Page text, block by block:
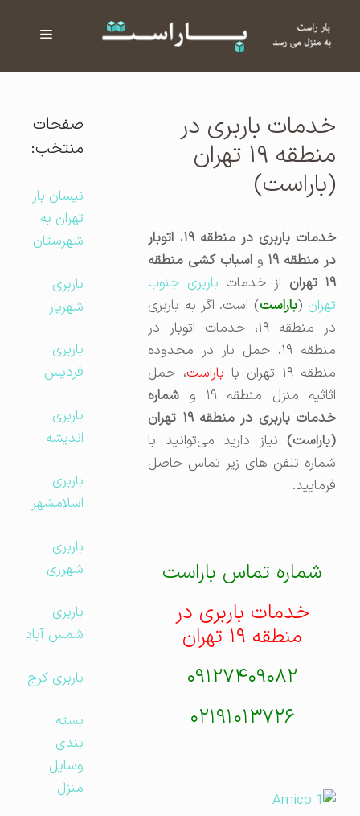
فهرست
خدمات باربری در
منطقه ۱۹ تهران
(باراست)
خدمات باربری در منطقه ۱۹ ، اتوبار
در منطقه ۱۹ واسباب کشی منطقه
از خدماتباربری جنوب
تهران(باراست) است. اگر به باربری
در منطقه ۱۹، خدمات اتوبار در
منطقه ۱۹، حمل بار در محدوده
منطقه ۱۹ تهران با
باراست، حمل
اثاثیه منزل منطقه ۱۹ و
شماره
خدمات باربری در منطقه ۱۹ تهران
(باراست)نیاز دارید می‌توانید با
شماره تلفن های زیر تماس حاصل
فرمایید.
شماره تماس باراست
خدمات باربری در
منطقه ۱۹ تهران
۰۹۱۲۷۴۰۹۰۸۲
۰۲۱۹۱۰۱۳۷۲۶
صفحات
منتخب:
نیسان بار
تهران به
شهرستان
باربری
شهریار
باربری
فردیس
باربری
اندیشه
باربری
اسلامشهر
باربری
شهرری
باربری
شمس آباد
باربری کرج
بسته
بندی
وسایل
منزل